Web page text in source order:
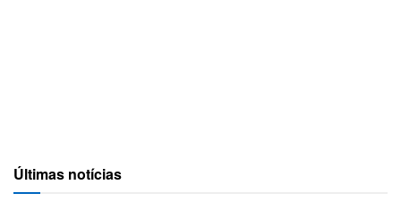
Últimas notícias